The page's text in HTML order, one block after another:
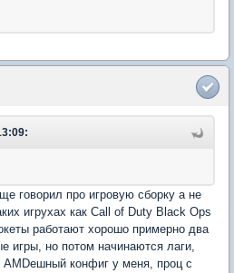
говорил про игровую сборку а не
игрухах как Call of Duty Black Ops
работают хорошо примерно два
игры, но потом начинаются лаги,
конфиг у меня, проц с